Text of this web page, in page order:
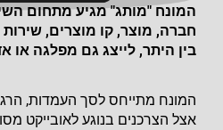
המונח "מותג" מגיע מתחום
חברה, מוצר, קו מוצרים, שירות
בין היתר, לייצג גם מפלגה או
המונח מתייחס לסך העמדות,
אצל הצרכנים בנוגע לאובייקט